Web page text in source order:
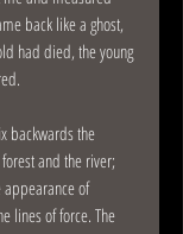
back like a ghost,
had died, the young
backwards the
and the river;
of
lines of force. The